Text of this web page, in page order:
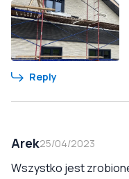
Reply
Arek25/04/2023
Wszystko jest